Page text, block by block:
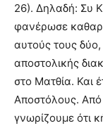
26). Δηλαδή: Συ
φανέρωσε
αυτούς τους δύο,
αποστολικής
στο Ματθία. Και
Αποστόλους. Από
γνωρίζουμε ότι